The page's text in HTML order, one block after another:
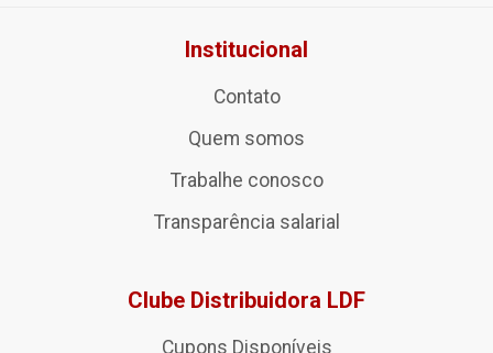
Institucional
Contato
Quem somos
Trabalhe conosco
Transparência salarial
Clube Distribuidora LDF
Cupons Disponíveis